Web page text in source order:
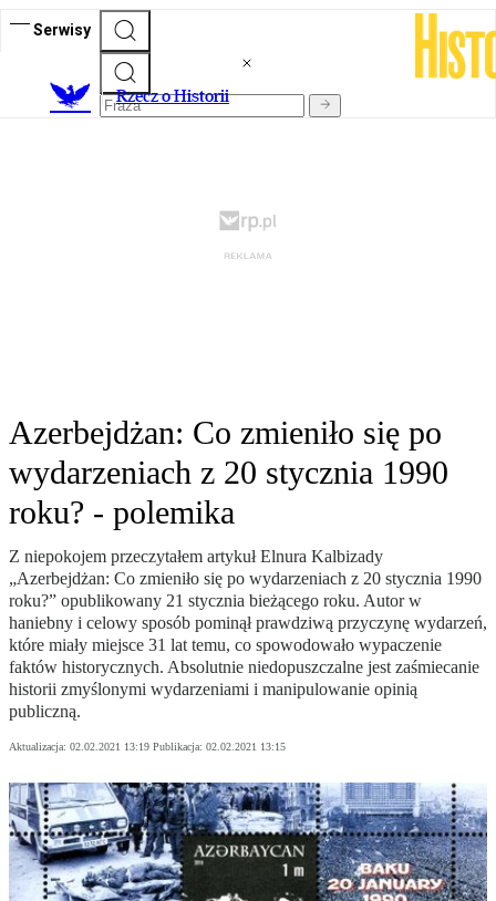
Serwisy
Rzecz o Historii
Azerbejdżan: Co zmieniło się po
wydarzeniach z 20 stycznia 1990
roku? - polemika
Z niepokojem przeczytałem artykuł Elnura Kalbizady
„Azerbejdżan: Co zmieniło się po wydarzeniach z 20 stycznia 1990
roku?” opublikowany 21 stycznia bieżącego roku. Autor w
haniebny i celowy sposób pominął prawdziwą przyczynę wydarzeń,
które miały miejsce 31 lat temu, co spowodowało wypaczenie
faktów historycznych. Absolutnie niedopuszczalne jest zaśmiecanie
historii zmyślonymi wydarzeniami i manipulowanie opinią
publiczną.
Aktualizacja: 02.02.2021 13:19 Publikacja: 02.02.2021 13:15